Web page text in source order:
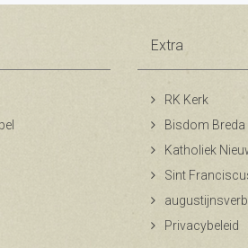
Extra
RK Kerk
Bisdom Breda
Katholiek
Sint
Privacybeleid